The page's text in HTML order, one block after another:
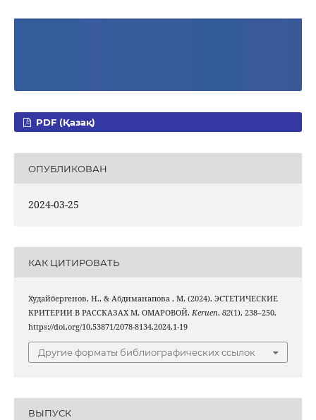
PDF (Қазақ)
ОПУБЛИКОВАН
2024-03-25
КАК ЦИТИРОВАТЬ
Худайбергенов, Н., & Абдиманапова , М. (2024). ЭСТЕТИЧЕСКИЕ
КРИТЕРИИ В РАССКАЗАХ М. ОМАРОВОЙ. Keruen, 82(1), 238–250.
https://doi.org/10.53871/2078-8134.2024.1-19
Другие форматы библиографических ссылок
ВЫПУСК